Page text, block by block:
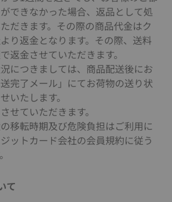
できなかった場合、返品として処
だきます。その際の商品代金はク
り返金となります。その際、送料
返金させていただきます。
につきましては、商品配送後にお
完了メール」にてお荷物の送り状
いたします。
せていただきます。
移転時期及び危険負担はご利用に
ットカード会社の会員規約に従う
て